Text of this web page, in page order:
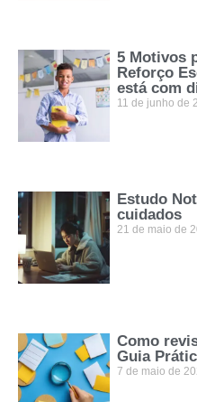
5 Motivos
Reforço
está com
11 de junho de
Estudo
cuidados
21 de maio de
Como
Guia
7 de maio de